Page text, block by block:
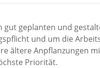
geplanten und
und um die
ältere Anpflanzungen
Priorität.